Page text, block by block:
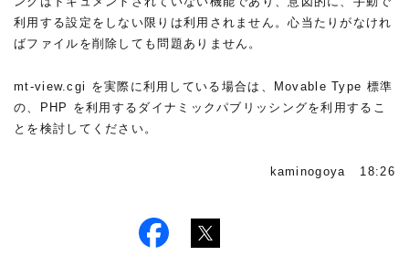
利用する設定をしない限りは利用されません。心当たりがなけれ
ばファイルを削除しても問題ありません。
mt-view.cgi を実際に利用している場合は、Movable Type 標準
の、PHP を利用するダイナミックパブリッシングを利用するこ
とを検討してください。
kaminogoya 18:26